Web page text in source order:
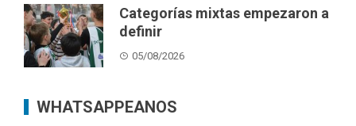
Categorías mixtas empezaron a
definir
05/08/2026
WHATSAPPEANOS